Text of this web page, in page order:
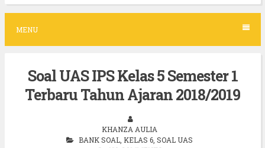
c
MENU
Soal UAS IPS Kelas 5 Semester 1
Terbaru Tahun Ajaran 2018/2019
KHANZA AULIA
BANK SOAL KELAS 6 SOAL UAS